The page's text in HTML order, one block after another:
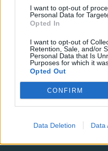
I want to opt-out of
Personal Data for
Opted In
I want to opt-out of
Retention, Sale, and/or
Personal Data that Is
Purposes for which it
Opted Out
CONFIRM
Data Deletion Data
JCOU ARIA JU19087-2
134€